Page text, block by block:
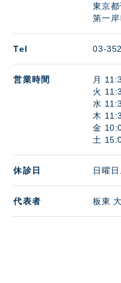
東京
第一
Tel 03-
営業時間
月
火
水
木
金
土
休診日 日曜
代表者 板東